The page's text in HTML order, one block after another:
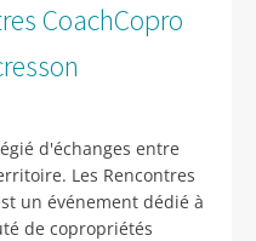
CoachCopro
d'échanges entre
Les Rencontres
un événement dédié à
de copropriétés